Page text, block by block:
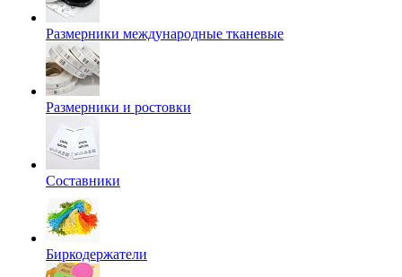
Размерники международные тканевые
Размерники и ростовки
Составники
Биркодержатели